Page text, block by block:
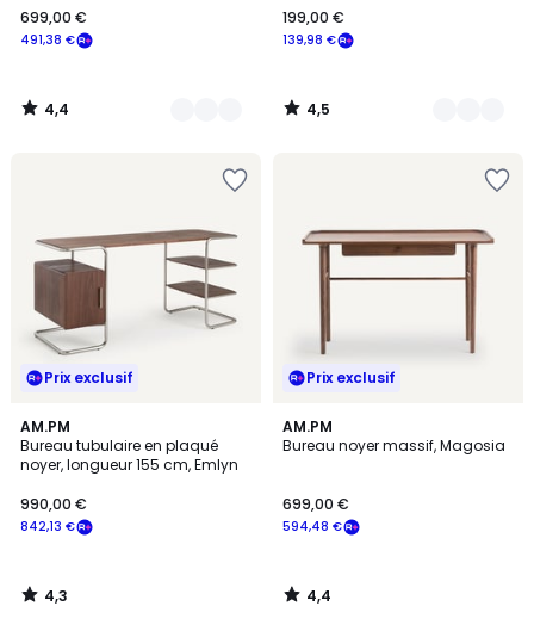
€
souscrivez
notre
programme
place
491,38
491,38 €
699,00 €
4,4
/
139,98 €
199,00 €
4,5
/
Prix exclusif
AM.PM
Bureau tubulaire en plaqué
noyer, longueur 155 cm, Emlyn
842,13 €
990,00 €
4,3
/ 5
4,3
/
Prix exclusif
AM.PM
Bureau noyer massif, Magosia
594,48 €
699,00 €
4,4
/ 5
4,4
/